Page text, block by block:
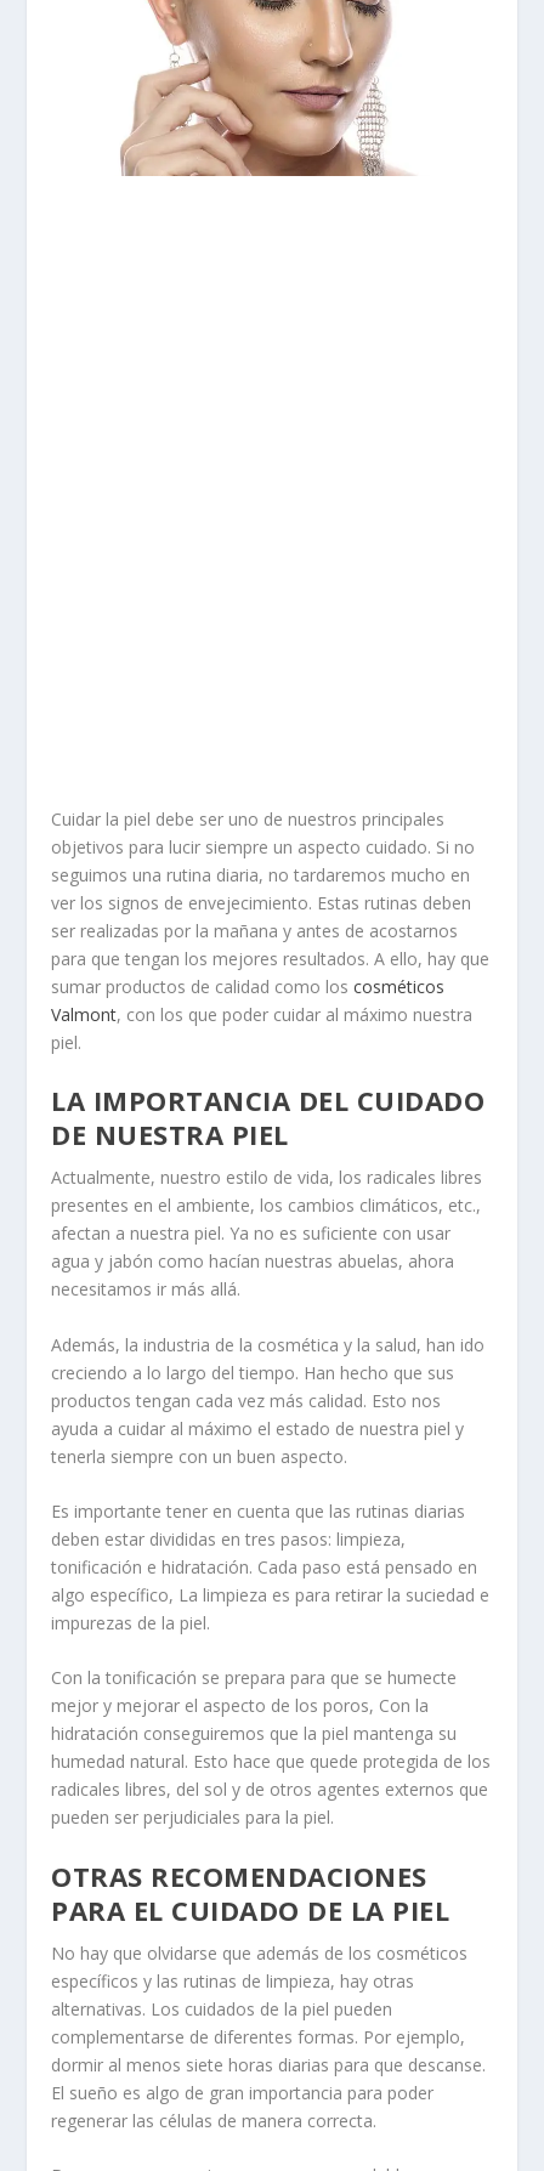
Cuidar la piel debe ser uno de nuestros principales
objetivos para lucir siempre un aspecto cuidado. Si no
seguimos una rutina diaria, no tardaremos mucho en
ver los signos de envejecimiento. Estas rutinas deben
ser realizadas por la mañana y antes de acostarnos
para que tengan los mejores resultados. A ello, hay que
sumar productos de calidad como loscosméticos
Valmont, con los que poder cuidar al máximo nuestra
piel.
LA IMPORTANCIA DEL CUIDADO
DE NUESTRA PIEL
Actualmente, nuestro estilo de vida, los radicales libres
presentes en el ambiente, los cambios climáticos, etc.,
afectan a nuestra piel. Ya no es suficiente con usar
agua y jabón como hacían nuestras abuelas, ahora
necesitamos ir más allá.
Además, la industria de la cosmética y la salud, han ido
creciendo a lo largo del tiempo. Han hecho que sus
productos tengan cada vez más calidad. Esto nos
ayuda a cuidar al máximo el estado de nuestra piel y
tenerla siempre con un buen aspecto.
Es importante tener en cuenta que las rutinas diarias
deben estar divididas en tres pasos: limpieza,
tonificación e hidratación. Cada paso está pensado en
algo específico, La limpieza es para retirar la suciedad e
impurezas de la piel.
Con la tonificación se prepara para que se humecte
mejor y mejorar el aspecto de los poros, Con la
hidratación conseguiremos que la piel mantenga su
humedad natural. Esto hace que quede protegida de los
radicales libres, del sol y de otros agentes externos que
pueden ser perjudiciales para la piel.
OTRAS RECOMENDACIONES
PARA EL CUIDADO DE LA PIEL
No hay que olvidarse que además de los cosméticos
específicos y las rutinas de limpieza, hay otras
alternativas. Los cuidados de la piel pueden
complementarse de diferentes formas. Por ejemplo,
dormir al menos siete horas diarias para que descanse.
El sueño es algo de gran importancia para poder
regenerar las células de manera correcta.